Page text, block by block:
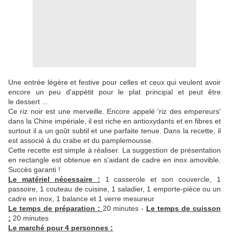
Une entrée légère et festive pour celles et ceux qui veulent avoir
encore un peu d'appétit pour le plat principal et peut être
le dessert ...
Ce riz noir est une merveille. Encore appelé 'riz des empereurs'
dans la Chine impériale, il est riche en antioxydants et en fibres et
surtout il a un goût subtil et une parfaite tenue. Dans la recette, il
est associé à du crabe et du pamplemousse.
Cette recette est simple à réaliser. La suggestion de présentation
en rectangle est obtenue en s'aidant de cadre en inox amovible.
Succès garanti !
Le matériel nécessaire : 1 casserole et son couvercle, 1
passoire, 1 couteau de cuisine, 1 saladier, 1 emporte-pièce ou un
cadre en inox, 1 balance et 1 verre mesureur
Le temps de préparation : 20 minutes - Le temps de cuisson
: 20 minutes
Le marché pour 4 personnes :